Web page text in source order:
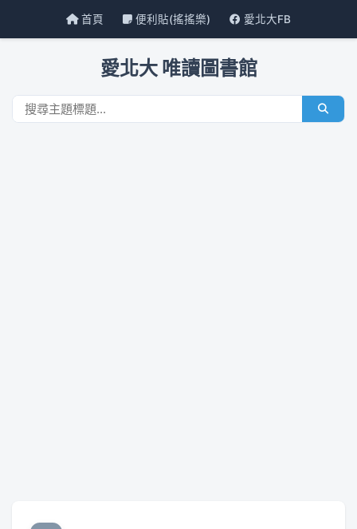
首頁 便利貼(搖搖樂) 愛北大FB
愛北大 唯讀圖書館